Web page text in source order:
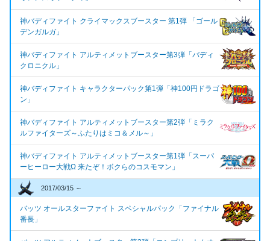
神バディファイト クライマックスブースター 第1弾 「ゴール
デンガルガ」
神バディファイト アルティメットブースター第3弾「バディ
クロニクル」
神バディファイト キャラクターパック第1弾「神100円ドラゴ
ン」
神バディファイト アルティメットブースター第2弾「ミラク
ルファイターズ～ふたりはミコ＆メル～」
神バディファイト アルティメットブースター第1弾「スーパ
ーヒーロー大戦Ω 来たぞ！ボクらのコスモマン」
2017/03/15 ～
バッツ オールスターファイト スペシャルパック「ファイナル
番長」